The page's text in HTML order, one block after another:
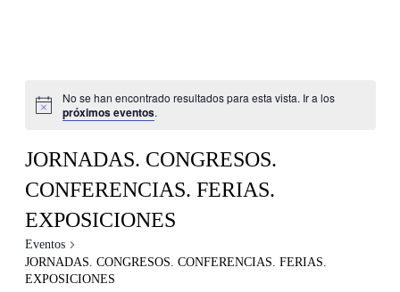
No se han encontrado resultados para esta vista. Ir a los
próximos eventos.
JORNADAS. CONGRESOS.
CONFERENCIAS. FERIAS.
EXPOSICIONES
Eventos
JORNADAS. CONGRESOS. CONFERENCIAS. FERIAS.
EXPOSICIONES